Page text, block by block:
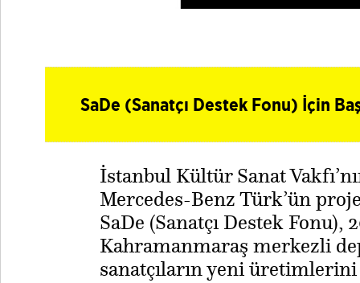
SaDe (Sanatçı Destek Fonu) İçin
İstanbul Kültür Sanat
Mercedes-Benz Türk’ün
SaDe (Sanatçı Destek Fonu),
Kahramanmaraş merkezli
sanatçıların yeni